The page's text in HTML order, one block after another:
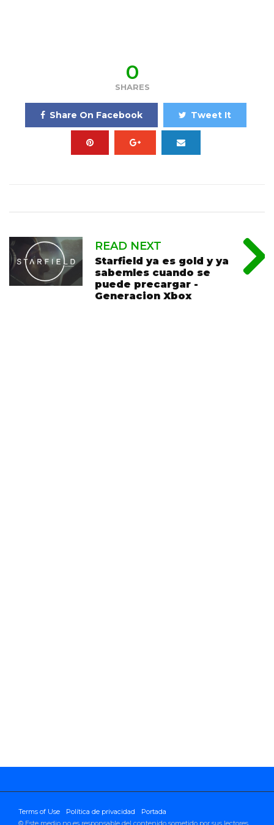
0
SHARES
Share On Facebook Tweet It
READ NEXT
Starfield ya es gold y ya
sabemles cuando se
puede precargar -
Generacion Xbox
Terms of Use Política de privacidad
Portada